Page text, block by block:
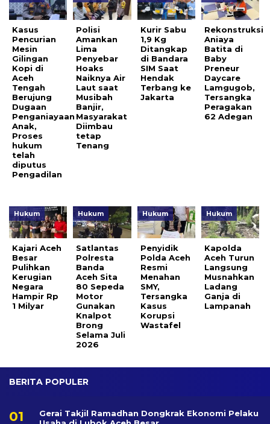
Kasus
Pencurian
Mesin
Gilingan
Kopi di
Aceh
Tengah
Berujung
Dugaan
Penganiayaan
Anak,
Proses
hukum
telah
diputus
Pengadilan
Polisi
Amankan
Lima
Penyebar
Hoaks
Naiknya Air
Laut saat
Musibah
Banjir,
Masyarakat
Diimbau
tetap
Tenang
Kurir Sabu
1,9 Kg
Ditangkap
di Bandara
SIM Saat
Hendak
Terbang ke
Jakarta
Rekonstruksi
Aniaya
Batita di
Baby
Preneur
Daycare
Lamgugob,
Tersangka
Peragakan
62 Adegan
Hukum
Kajari Aceh
Besar
Pulihkan
Kerugian
Negara
Hampir Rp
1 Milyar
Hukum
Satlantas
Polresta
Banda
Aceh Sita
80 Sepeda
Motor
Gunakan
Knalpot
Brong
Selama Juli
2026
Hukum
Penyidik
Polda Aceh
Resmi
Menahan
SMY,
Tersangka
Kasus
Korupsi
Wastafel
Hukum
Kapolda
Aceh Turun
Langsung
Musnahkan
Ladang
Ganja di
Lampanah
BERITA POPULER
Gerai Takjil Ramadhan Dongkrak Ekonomi Pelaku